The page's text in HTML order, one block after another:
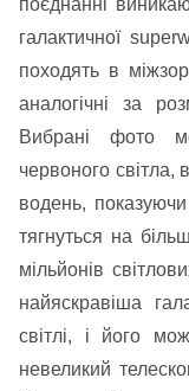
поєднанні
галактичної
походять в
аналогічні за
Вибрані фото
червоного світла,
водень,
тягнуться на
мільйонів
найяскравіша
світлі, і його
невеликий